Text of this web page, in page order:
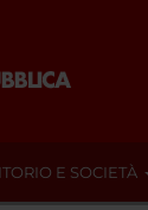
E SOCIETÀ